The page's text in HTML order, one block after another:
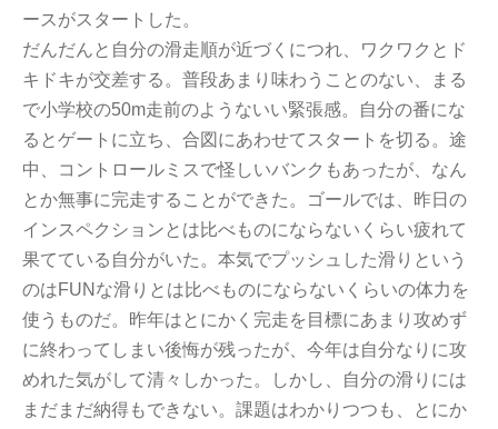
ースがスタートした。
だんだんと自分の滑走順が近づくにつれ、ワクワクとド
キドキが交差する。普段あまり味わうことのない、まる
で小学校の50m走前のようないい緊張感。自分の番にな
るとゲートに立ち、合図にあわせてスタートを切る。途
中、コントロールミスで怪しいバンクもあったが、なん
とか無事に完走することができた。ゴールでは、昨日の
インスペクションとは比べものにならないくらい疲れて
果てている自分がいた。本気でプッシュした滑りという
のはFUNな滑りとは比べものにならないくらいの体力を
使うものだ。昨年はとにかく完走を目標にあまり攻めず
に終わってしまい後悔が残ったが、今年は自分なりに攻
めれた気がして清々しかった。しかし、自分の滑りには
まだまだ納得もできない。課題はわかりつつも、とにか